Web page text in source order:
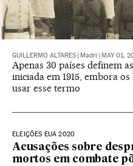
GUILLERMO ALTARES Madri MAY 01,
Apenas 30 países definem
iniciada em 1915, embora
usar esse termo
ELEIÇÕES EUA 2020
Acusações sobre
mortos em combate